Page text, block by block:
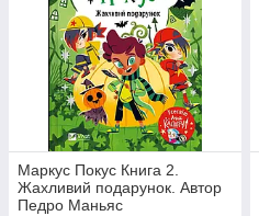
Маркус Покус Книга 2.
Жахливий подарунок. Автор
Педро Маньяс